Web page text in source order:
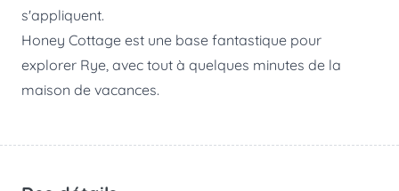
s'appliquent.
Honey Cottage est une base fantastique pour
explorer Rye, avec tout à quelques minutes de la
maison de vacances.